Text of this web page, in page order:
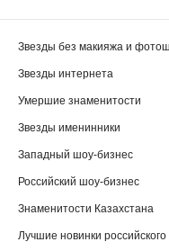
Звезды без макияжа и
Звезды интернета
Умершие знаменитости
Звезды именинники
Западный шоу-бизнес
Российский шоу-бизнес
Знаменитости Казахстана
Лучшие новинки российского